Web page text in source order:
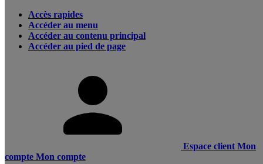
Accès rapides
Accéder au menu
Accéder au contenu principal
Accéder au pied de page
Espace client Mon
compte Mon compte